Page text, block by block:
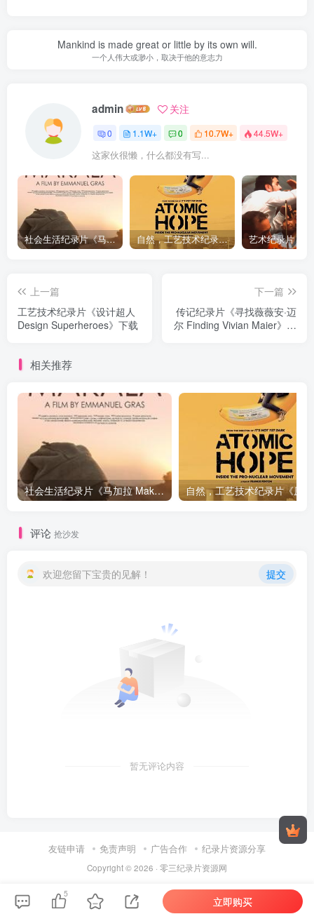
Mankind is made great or little by its own will.
一个人伟大或渺小，取决于他的意志力
admin 关注
0 1.1W+ 0 10.7W+ 44.5W+
这家伙很懒，什么都没有写...
社会生活纪录片《马加拉 Makala》下载 自然，工艺技术纪录片《原子能的希望 Atomic Hope – Inside the Pro-Nuclear Movement》下载
上一篇
工艺技术纪录片《设计超人
Design Superheroes》下载
下一篇
传记纪录片《寻找薇薇安·迈
尔 Finding Vivian Maier》下
相关推荐
社会生活纪录片《马加拉 Makala》下载
评论 抢沙发
欢迎您留下宝贵的见解！ 提交
暂无评论内容
友链申请 免责声明 广告合作 纪录片资源分享
Copyright © 2026 · 零三纪录片资源网
5
立即购买